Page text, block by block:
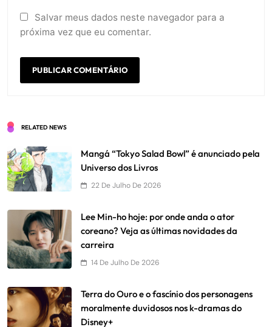
Salvar meus dados neste navegador para a
próxima vez que eu comentar.
RELATED NEWS
Mangá “Tokyo Salad Bowl” é anunciado pela
Universo dos Livros
22 De Julho De 2026
Lee Min-ho hoje: por onde anda o ator
coreano? Veja as últimas novidades da
carreira
14 De Julho De 2026
Terra do Ouro e o fascínio dos personagens
moralmente duvidosos nos k-dramas do
Disney+